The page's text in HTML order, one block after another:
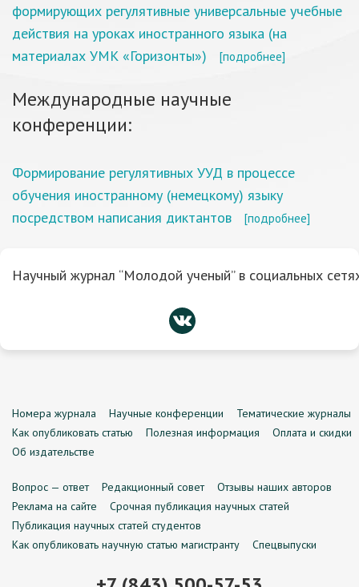
формирующих регулятивные универсальные учебные
действия на уроках иностранного языка (на
материалах УМК «Горизонты»)
[подробнее]
Международные научные
конференции:
Формирование регулятивных УУД в процессе
обучения иностранному (немецкому) языку
посредством написания диктантов
[подробнее]
Научный журнал “Молодой ученый” в социальных
Номера журнала Научные конференции
Тематические журналы
Как опубликовать статью
Полезная информация
Оплата и скидки
Об издательстве
Вопрос — ответ Редакционный совет
Отзывы наших авторов
Реклама на сайте
Срочная публикация научных статей
Публикация научных статей студентов
Как опубликовать научную статью магистранту
Спецвыпуски